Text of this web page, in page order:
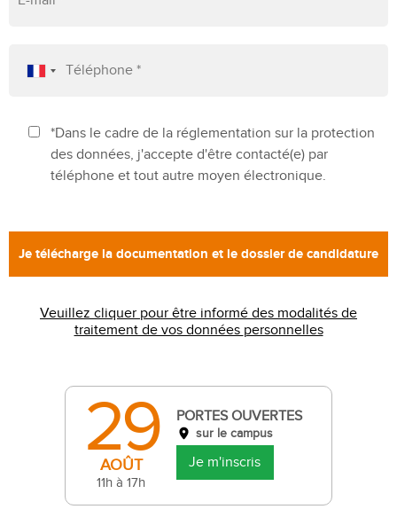
*Dans le cadre de la réglementation sur la protection
des données, j'accepte d'être contacté(e) par
téléphone et tout autre moyen électronique.
Veuillez cliquer pour être informé des modalités de
traitement de vos données personnelles
29
AOÛT
11h à 17h
PORTES OUVERTES
sur le campus
Je m'inscris